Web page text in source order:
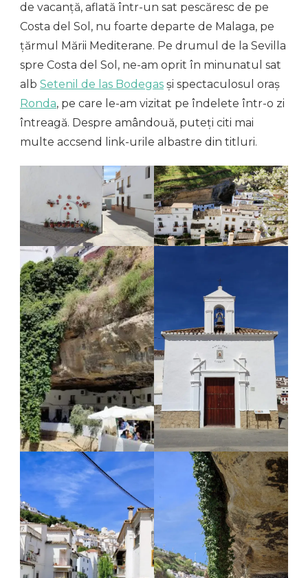
de vacanță, aflată într-un sat pescăresc de pe
Costa del Sol, nu foarte departe de Malaga, pe
țărmul Mării Mediterane. Pe drumul de la Sevilla
spre Costa del Sol, ne-am oprit în minunatul sat
alb Setenil de las Bodegas și spectaculosul oraș
Ronda, pe care le-am vizitat pe îndelete într-o zi
întreagă. Despre amândouă, puteți citi mai
multe accsend link-urile albastre din titluri.